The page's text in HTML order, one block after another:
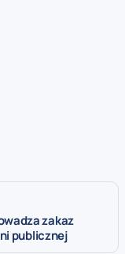
zakaz
publicznej